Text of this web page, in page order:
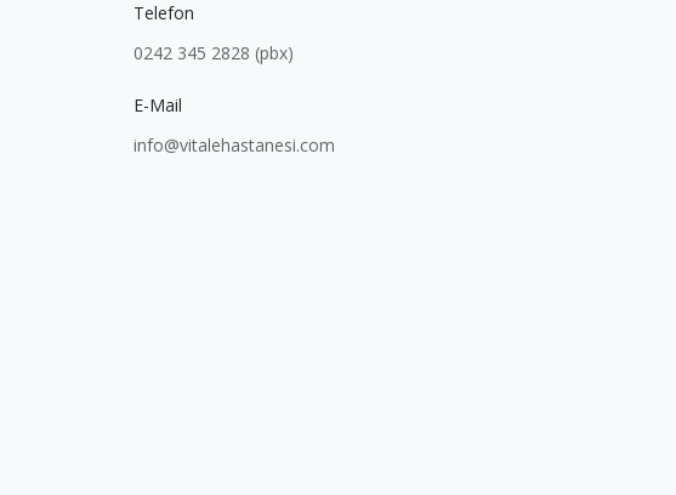
Telefon
0242 345 2828 (pbx)
E-Mail
info@vitalehastanesi.com